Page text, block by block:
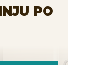
PO